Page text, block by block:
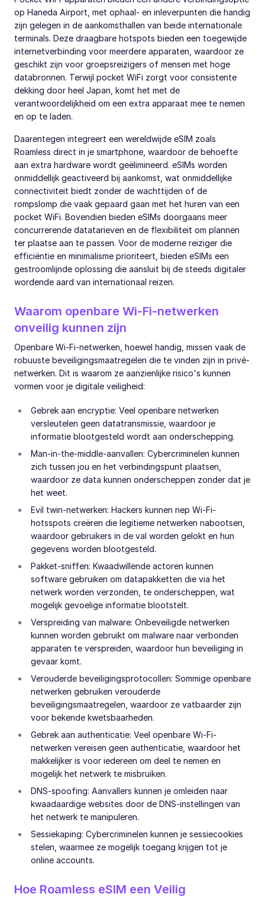
op Haneda Airport, met ophaal- en inleverpunten die handig
zijn gelegen in de aankomsthallen van beide internationale
terminals. Deze draagbare hotspots bieden een toegewijde
internetverbinding voor meerdere apparaten, waardoor ze
geschikt zijn voor groepsreizigers of mensen met hoge
databronnen. Terwijl pocket WiFi zorgt voor consistente
dekking door heel Japan, komt het met de
verantwoordelijkheid om een extra apparaat mee te nemen
en op te laden.
Daarentegen integreert een wereldwijde eSIM zoals
Roamless direct in je smartphone, waardoor de behoefte
aan extra hardware wordt geëlimineerd. eSIMs worden
onmiddellijk geactiveerd bij aankomst, wat onmiddellijke
connectiviteit biedt zonder de wachttijden of de
rompslomp die vaak gepaard gaan met het huren van een
pocket WiFi. Bovendien bieden eSIMs doorgaans meer
concurrerende datatarieven en de flexibiliteit om plannen
ter plaatse aan te passen. Voor de moderne reiziger die
efficiëntie en minimalisme prioriteert, bieden eSIMs een
gestroomlijnde oplossing die aansluit bij de steeds digitaler
wordende aard van internationaal reizen.
Waarom openbare Wi-Fi-netwerken
onveilig kunnen zijn
Openbare Wi-Fi-netwerken, hoewel handig, missen vaak de
robuuste beveiligingsmaatregelen die te vinden zijn in privé-
netwerken. Dit is waarom ze aanzienlijke risico's kunnen
vormen voor je digitale veiligheid:
Gebrek aan encryptie: Veel openbare netwerken
versleutelen geen datatransmissie, waardoor je
informatie blootgesteld wordt aan onderschepping.
Man-in-the-middle-aanvallen: Cybercriminelen kunnen
zich tussen jou en het verbindingspunt plaatsen,
waardoor ze data kunnen onderscheppen zonder dat je
het weet.
Evil twin-netwerken: Hackers kunnen nep Wi-Fi-
hotsspots creëren die legitieme netwerken nabootsen,
waardoor gebruikers in de val worden gelokt en hun
gegevens worden blootgesteld.
Pakket-sniffen: Kwaadwillende actoren kunnen
software gebruiken om datapakketten die via het
netwerk worden verzonden, te onderscheppen, wat
mogelijk gevoelige informatie blootstelt.
Verspreiding van malware: Onbeveiligde netwerken
kunnen worden gebruikt om malware naar verbonden
apparaten te verspreiden, waardoor hun beveiliging in
gevaar komt.
Verouderde beveiligingsprotocollen: Sommige openbare
netwerken gebruiken verouderde
beveiligingsmaatregelen, waardoor ze vatbaarder zijn
voor bekende kwetsbaarheden.
Gebrek aan authenticatie: Veel openbare Wi-Fi-
netwerken vereisen geen authenticatie, waardoor het
makkelijker is voor iedereen om deel te nemen en
mogelijk het netwerk te misbruiken.
DNS-spoofing: Aanvallers kunnen je omleiden naar
kwaadaardige websites door de DNS-instellingen van
het netwerk te manipuleren.
Sessiekaping: Cybercriminelen kunnen je sessiecookies
stelen, waarmee ze mogelijk toegang krijgen tot je
online accounts.
Hoe Roamless eSIM een Veilig